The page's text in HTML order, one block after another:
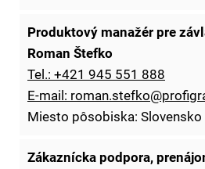
Produktový manažér pre
Roman Štefko
Tel.: +421 945 551 888
E-mail:
Miesto pôsobiska: Slovensko
Zákaznícka podpora,